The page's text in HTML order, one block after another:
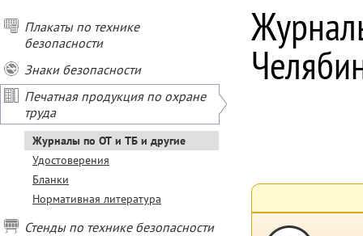
Плакаты по технике
безопасности
Знаки безопасности
Печатная продукция по охране
труда
Журналы по ОТ и ТБ и другие
Удостоверения
Бланки
Нормативная литература
Стенды по технике безопасности